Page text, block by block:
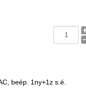
beép. 1ny+1z s.é.